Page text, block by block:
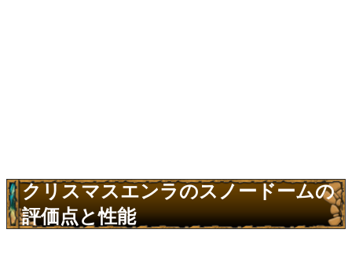
クリスマスエンラのスノードームの
評価点と性能